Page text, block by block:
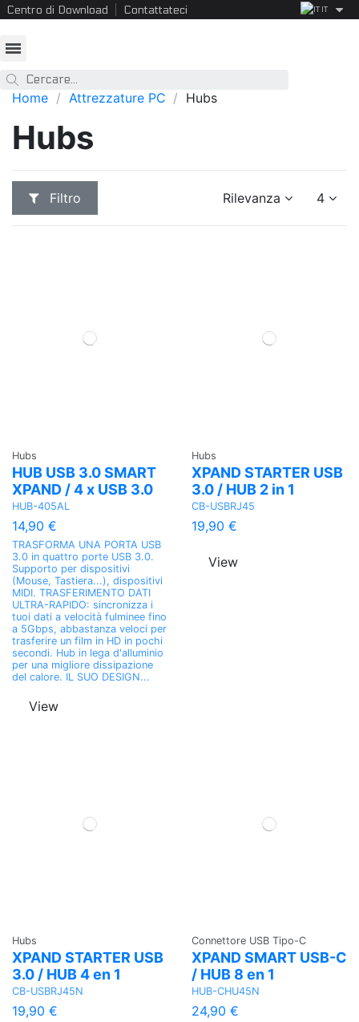
Centro di Download Contattateci IT
Home Attrezzature PC Hubs
Hubs
Filtro Rilevanza 4
Hubs
HUB USB 3.0 SMART
XPAND / 4 x USB 3.0
HUB-405AL
14,90 €
TRASFORMA UNA PORTA USB
3.0 in quattro porte USB 3.0.
Supporto per dispositivi
(Mouse, Tastiera...), dispositivi
MIDI. TRASFERIMENTO DATI
ULTRA-RAPIDO: sincronizza i
tuoi dati a velocità fulminee fino
a 5Gbps, abbastanza veloci per
trasferire un film in HD in pochi
secondi. Hub in lega d'alluminio
per una migliore dissipazione
del calore. IL SUO DESIGN...
View
Hubs
XPAND STARTER USB
3.0 / HUB 2 in 1
CB-USBRJ45
19,90 €
View
Hubs
XPAND STARTER USB
3.0 / HUB 4 en 1
CB-USBRJ45N
19,90 €
Connettore USB Tipo-C
XPAND SMART USB-C
/ HUB 8 en 1
HUB-CHU45N
24,90 €